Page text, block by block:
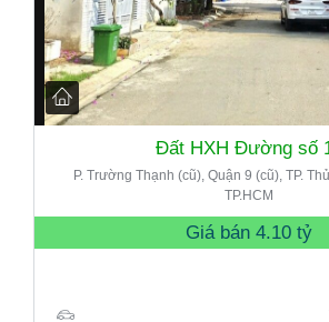
Đất HXH Đường số
P. Trường Thạnh (cũ), Quận 9 (cũ), TP.
TP.HCM
Giá bán 4.10 tỷ